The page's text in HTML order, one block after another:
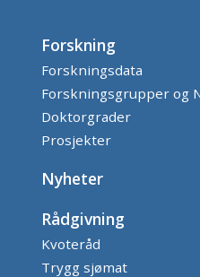
Forskning
Forskningsdata
Forskningsgrupper og
Doktorgrader
Prosjekter
Nyheter
Rådgivning
Kvoteråd
Trygg sjømat